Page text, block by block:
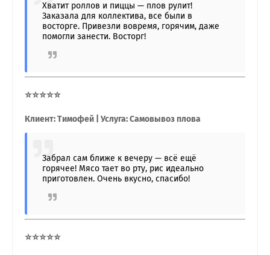
Хватит роллов и пиццы — плов рулит!
Заказала для коллектива, все были в
восторге. Привезли вовремя, горячим, даже
помогли занести. Восторг!
⭐⭐⭐⭐⭐
Клиент: Тимофей | Услуга: Самовывоз плова
Забрал сам ближе к вечеру — всё ещё
горячее! Мясо тает во рту, рис идеально
приготовлен. Очень вкусно, спасибо!
⭐⭐⭐⭐⭐